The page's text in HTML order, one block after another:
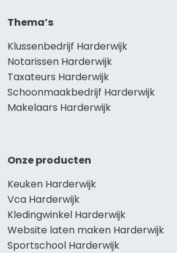
Thema’s
Klussenbedrijf Harderwijk
Notarissen Harderwijk
Taxateurs Harderwijk
Schoonmaakbedrijf Harderwijk
Makelaars Harderwijk
Onze producten
Keuken Harderwijk
Vca Harderwijk
Kledingwinkel Harderwijk
Website laten maken Harderwijk
Sportschool Harderwijk